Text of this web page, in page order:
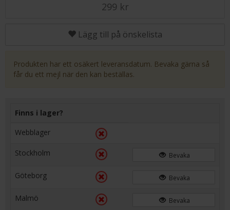
299 kr
Lägg till på önskelista
Produkten har ett osäkert leveransdatum. Bevaka gärna så
får du ett mejl när den kan beställas.
Finns i lager?
Webblager
Stockholm Bevaka
Göteborg Bevaka
Malmö Bevaka